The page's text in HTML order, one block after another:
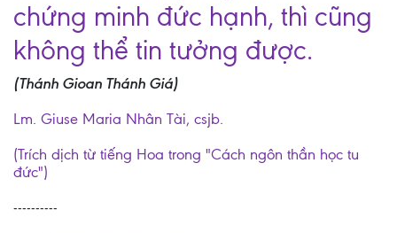
chứng minh đức hạnh, thì cũng
không thể tin tưởng được.
(Thánh Gioan Thánh Giá)
Lm. Giuse Maria Nhân Tài, csjb.
(Trích dịch từ tiếng Hoa trong "Cách ngôn thần học tu
đức")
----------